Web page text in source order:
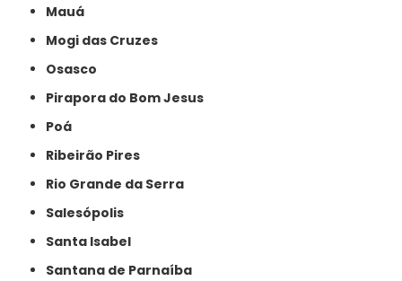
Mauá
Mogi das Cruzes
Osasco
Pirapora do Bom Jesus
Poá
Ribeirão Pires
Rio Grande da Serra
Salesópolis
Santa Isabel
Santana de Parnaíba